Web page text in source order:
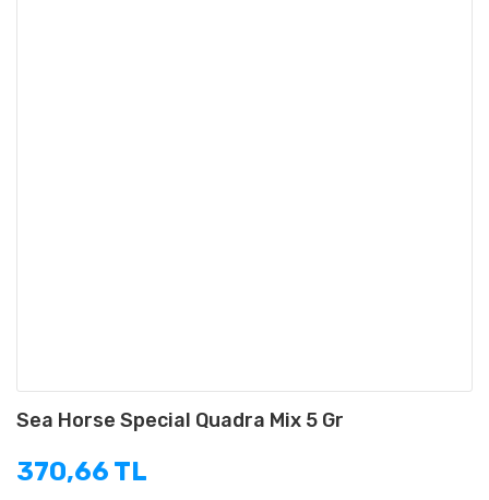
Sea Horse Special Quadra Mix 5 Gr
370,66 TL